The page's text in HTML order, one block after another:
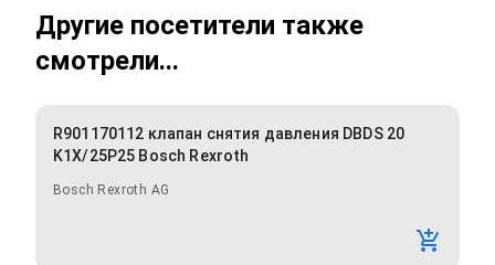
Другие посетители также
смотрели...
R901170112 клапан снятия давления DBDS 20
K1X/25P25 Bosch Rexroth
Bosch Rexroth AG